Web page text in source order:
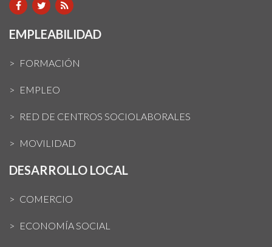
EMPLEABILIDAD
FORMACIÓN
EMPLEO
RED DE CENTROS SOCIOLABORALES
MOVILIDAD
DESARROLLO LOCAL
COMERCIO
ECONOMÍA SOCIAL